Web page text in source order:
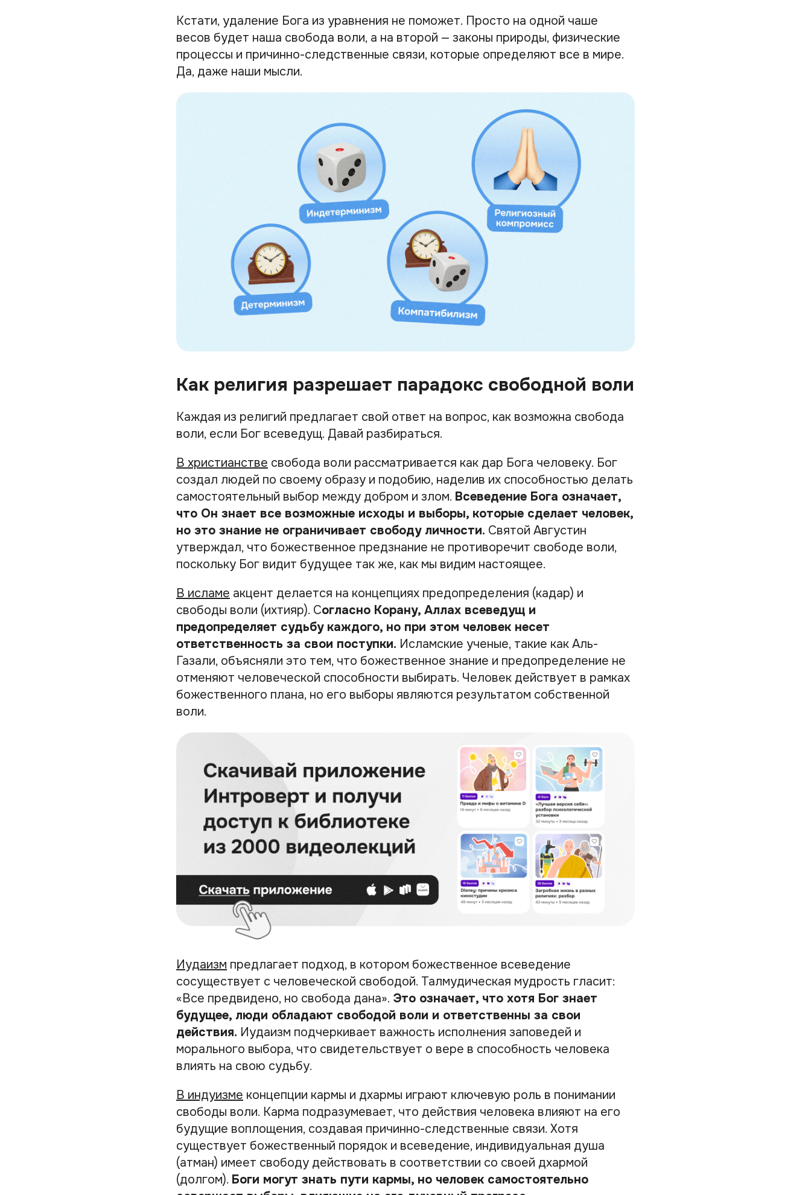
Кстати, удаление Бога из уравнения не поможет. Просто на одной чаше
весов будет наша свобода воли, а на второй — законы природы, физические
процессы и причинно-следственные связи, которые определяют все в мире.
Да, даже наши мысли.
Как религия разрешает парадокс свободной воли
Каждая из религий предлагает свой ответ на вопрос, как возможна свобода
воли, если Бог всеведущ. Давай разбираться.
В христианстве свобода воли рассматривается как дар Бога человеку. Бог
создал людей по своему образу и подобию, наделив их способностью делать
самостоятельный выбор между добром и злом. Всеведение Бога означает,
что Он знает все возможные исходы и выборы, которые сделает человек,
но это знание не ограничивает свободу личности. Святой Августин
утверждал, что божественное предзнание не противоречит свободе воли,
поскольку Бог видит будущее так же, как мы видим настоящее.
В исламе акцент делается на концепциях предопределения (кадар) и
свободы воли (ихтияр). Согласно Корану, Аллах всеведущ и
предопределяет судьбу каждого, но при этом человек несет
ответственность за свои поступки. Исламские ученые, такие как Аль-
Газали, объясняли это тем, что божественное знание и предопределение не
отменяют человеческой способности выбирать. Человек действует в рамках
божественного плана, но его выборы являются результатом собственной
воли.
Иудаизм предлагает подход, в котором божественное всеведение
сосуществует с человеческой свободой. Талмудическая мудрость гласит:
«Все предвидено, но свобода дана». Это означает, что хотя Бог знает
будущее, люди обладают свободой воли и ответственны за свои
действия. Иудаизм подчеркивает важность исполнения заповедей и
морального выбора, что свидетельствует о вере в способность человека
влиять на свою судьбу.
В индуизме концепции кармы и дхармы играют ключевую роль в понимании
свободы воли. Карма подразумевает, что действия человека влияют на его
будущие воплощения, создавая причинно-следственные связи. Хотя
существует божественный порядок и всеведение, индивидуальная душа
(атман) имеет свободу действовать в соответствии со своей дхармой
(долгом). Боги могут знать пути кармы, но человек самостоятельно